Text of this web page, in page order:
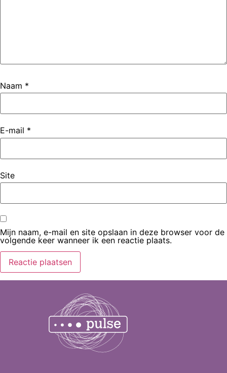
Naam *
E-mail *
Site
Mijn naam, e-mail en site opslaan in deze browser voor de
volgende keer wanneer ik een reactie plaats.